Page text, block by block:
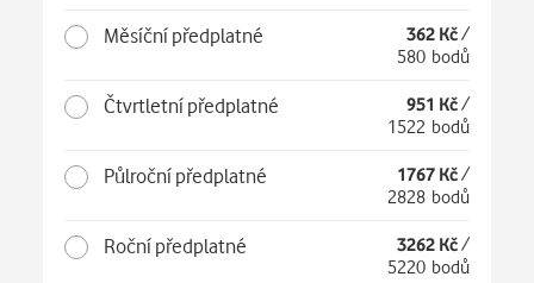
Měsíční předplatné 362 Kč/
580 bodů
Čtvrtletní předplatné 951 Kč/
1522 bodů
Půlroční předplatné 1767 Kč/
2828 bodů
Roční předplatné 3262 Kč/
5220 bodů